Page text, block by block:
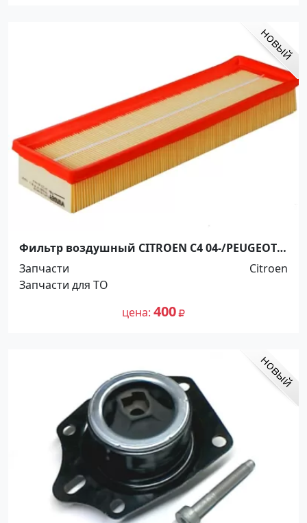
Фильтр воздушный CITROEN C4 04-/PEUGEOT
307 03- Краснодар
Запчасти
Citroen
Запчасти для ТО
цена 400